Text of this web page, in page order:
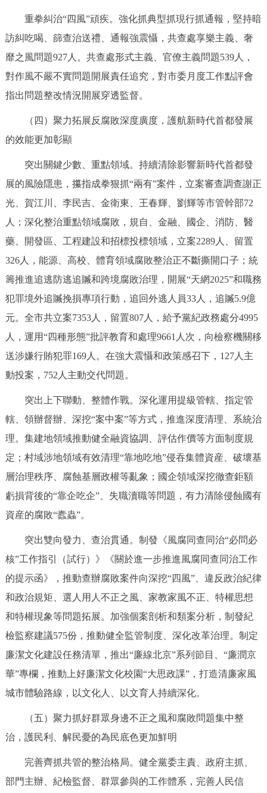
重拳糾治“四風”頑疾。強化抓典型抓現行抓通報，堅持暗
訪糾吃喝、篩查治送禮、通報強震懾，共查處享樂主義、奢
靡之風問題927人。共查處形式主義、官僚主義問題539人，
對作風不嚴不實問題開展責任追究，對市委月度工作點評會
指出問題整改情況開展穿透監督。
（四）聚力拓展反腐敗深度廣度，護航新時代首都發展
的效能更加彰顯
突出關鍵少數、重點領域。持續清除影響新時代首都發
展的風險隱患，攥指成拳狠抓“兩有”案件，立案審查調查謝正
光、賀江川、李民吉、金衛東、王春輝、劉輝等市管幹部72
人；深化整治重點領域腐敗，規自、金融、國企、消防、醫
藥、開發區、工程建設和招標投標領域，立案2289人、留置
326人，能源、高校、體育領域腐敗整治正不斷撕開口子；統
籌推進追逃防逃追贓和跨境腐敗治理，開展“天網2025”和職務
犯罪境外追贓挽損專項行動，追回外逃人員33人，追贓5.9億
元。全市共立案7353人，留置807人，給予黨紀政務處分4995
人，運用“四種形態”批評教育和處理9661人次，向檢察機關移
送涉嫌行賄犯罪169人。在強大震懾和政策感召下，127人主
動投案，752人主動交代問題。
突出上下聯動、整體作戰。深化運用提級管轄、指定管
轄、領辦督辦、深挖“案中案”等方式，推進深度清理、系統治
理。集建地領域推動健全融資協調、評估作價等方面制度規
定；村域涉地領域有效清理“靠地吃地”侵吞集體資産、破壞基
層治理秩序、腐蝕基層政權等亂象；國企領域深挖徹查鉅額
虧損背後的“靠企吃企”、失職瀆職等問題，有力清除侵蝕國有
資産的腐敗“蠹蟲”。
突出雙向發力、查治貫通。制發《風腐同查同治“必問必
核”工作指引（試行）》《關於進一步推進風腐同查同治工作
的提示函》，推動查辦腐敗案件向深挖“四風”、違反政治紀律
和政治規矩、選人用人不正之風、家教家風不正、特權思想
和特權現象等問題拓展。加強個案剖析和類案分析，制發紀
檢監察建議575份，推動健全監管制度、深化改革治理。制定
廉潔文化建設任務清單，推出“廉線北京”系列節目、“廉潤京
華”專欄，推動上好廉潔文化校園“大思政課”，打造清廉家風
城市體驗路線，以文化人、以文育人持續深化。
（五）聚力抓好群眾身邊不正之風和腐敗問題集中整
治，護民利、解民憂的為民底色更加鮮明
完善齊抓共管的整治格局。健全黨委主責、政府主抓、
部門主辦、紀檢監督、群眾參與的工作體系，完善人民信